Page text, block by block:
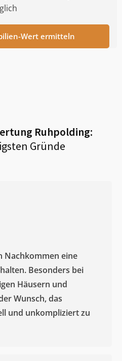
Wert ermitteln
Ruhpolding:
Gründe
Nachkommen eine
Besonders bei
Häusern und
Wunsch, das
und unkompliziert zu